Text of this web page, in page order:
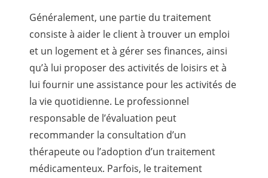
Généralement, une partie du traitement
consiste à aider le client à trouver un emploi
et un logement et à gérer ses finances, ainsi
qu’à lui proposer des activités de loisirs et à
lui fournir une assistance pour les activités de
la vie quotidienne. Le professionnel
responsable de l’évaluation peut
recommander la consultation d’un
thérapeute ou l’adoption d’un traitement
médicamenteux. Parfois, le traitement